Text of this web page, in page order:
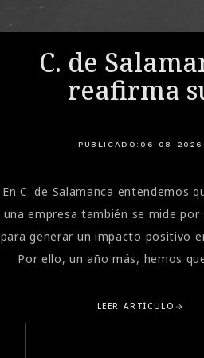
C. de
reafirma
la Gala de la
PUBLICADO: 06-08-2026
En C. de Salamanca entendemos
una empresa también se mide por
para generar un impacto positivo
Por ello, un año más, hemos
importantes del verano en la Costa
Gala Benéfica de la Asociación
LEER ARTÍCULO